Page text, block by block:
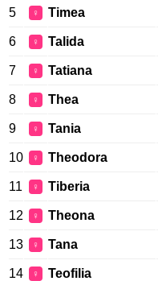
5 ♀ Timea
6 ♀ Talida
7 ♀ Tatiana
8 ♀ Thea
9 ♀ Tania
10 ♀ Theodora
11 ♀ Tiberia
12 ♀ Theona
13 ♀ Tana
14 ♀ Teofilia